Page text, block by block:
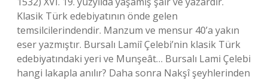
Klasik Türk edebiyatının önde gelen
temsilcilerindendir. Manzum ve mensur 40’a yakın
eser yazmıştır. Bursalı Lamiî Çelebi’nin klasik Türk
edebiyatındaki yeri ve Munşeât… Bursalı Lami Çelebi
hangi lakapla anılır? Daha sonra Nakşî şeyhlerinden